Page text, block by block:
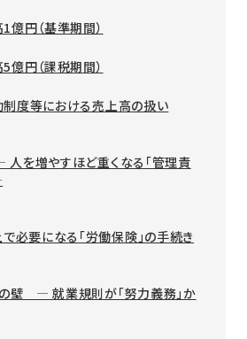
億円（基準期間）
億円（課税期間）
度等における売上高の扱い
を増やすほど重くなる「管理責
必要になる「労働保険」の手続き
壁 ― 就業規則が「努力義務」か